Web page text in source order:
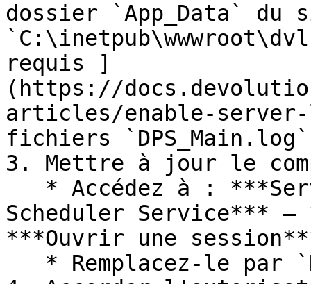
dossier `App_Data`
requis ]
(https://
articles/enable-
fichiers
3. Mettre à jour le
Scheduler Service***
***Ouvrir une